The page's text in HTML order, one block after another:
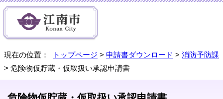
現在の位置： トップページ > 申請書ダウンロード > 消防予防課
> 危険物仮貯蔵・仮取扱い承認申請書